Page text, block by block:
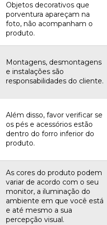
Objetos decorativos que
porventura apareçam na
foto, não acompanham o
produto.
Montagens, desmontagens
e instalações são
responsabilidades do cliente.
Além disso, favor verificar se
os pés e acessórios estão
dentro do forro inferior do
produto.
As cores do produto podem
variar de acordo com o seu
monitor, a iluminação do
ambiente em que você está
e até mesmo a sua
percepção visual.